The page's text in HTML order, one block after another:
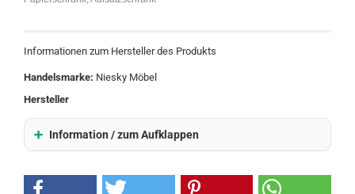
Informationen zum Hersteller des Produkts
Handelsmarke: Niesky Möbel
Hersteller
Information / zum Aufklappen